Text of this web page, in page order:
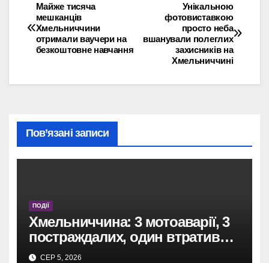
Навігація
записів
Унікальною
фотовиставкою
просто неба
вшанували полеглих
захисників на
Хмельниччині
Майже тисяча
мешканців
Хмельниччини
отримали ваучери на
безкоштовне навчання
Пов’язані записи
ПОДІЇ
Хмельниччина: 3 мотоаварії, 3
постраждалих, один втратив
ногу.
СЕР 5, 2026